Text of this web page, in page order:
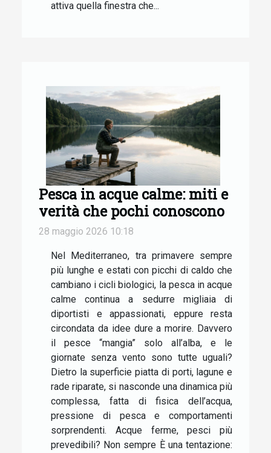
attiva quella finestra che...
Pesca in acque calme: miti e
verità che pochi conoscono
28 maggio 2026 10:18
Nel Mediterraneo, tra primavere sempre
più lunghe e estati con picchi di caldo che
cambiano i cicli biologici, la pesca in acque
calme continua a sedurre migliaia di
diportisti e appassionati, eppure resta
circondata da idee dure a morire. Davvero
il pesce “mangia” solo all’alba, e le
giornate senza vento sono tutte uguali?
Dietro la superficie piatta di porti, lagune e
rade riparate, si nasconde una dinamica più
complessa, fatta di fisica dell’acqua,
pressione di pesca e comportamenti
sorprendenti. Acque ferme, pesci più
prevedibili? Non sempre È una tentazione: